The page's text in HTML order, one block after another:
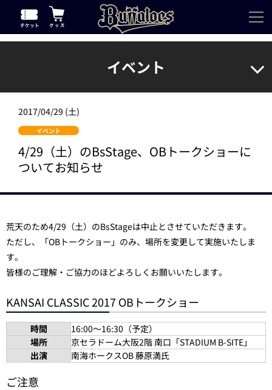
イベント
2017/04/29 (土)
イベント
4/29（土）のBsStage、OBトークショーに
ついてお知らせ
荒天のため4/29（土）のBsStageは中止とさせていただきます。
ただし、「OBトークショー」のみ、場所を変更して実施いたしま
す。
皆様のご理解・ご協力のほどよろしくお願いいたします。
KANSAI CLASSIC 2017 OBトークショー
時間
16:00～16:30（予定）
場所
京セラドーム大阪2階 南口「STADIUM B-SITE」
出演
南海ホークスOB 藤原満氏
ご注意